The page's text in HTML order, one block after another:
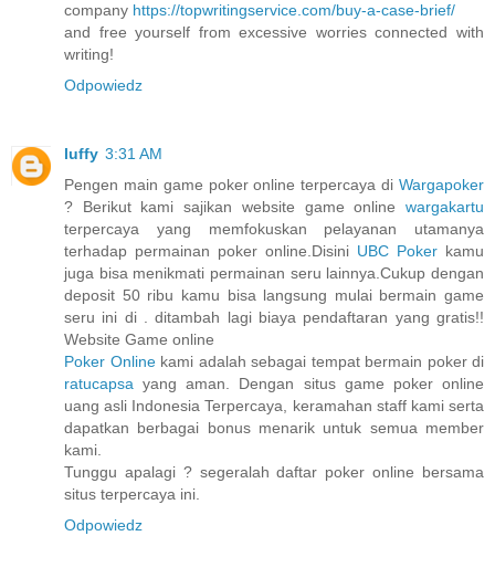
company https://topwritingservice.com/buy-a-case-brief/
and free yourself from excessive worries connected with
writing!
Odpowiedz
luffy 3:31 AM
Pengen main game poker online terpercaya di Wargapoker
? Berikut kami sajikan website game online wargakartu
terpercaya yang memfokuskan pelayanan utamanya
terhadap permainan poker online.Disini UBC Poker kamu
juga bisa menikmati permainan seru lainnya.Cukup dengan
deposit 50 ribu kamu bisa langsung mulai bermain game
seru ini di . ditambah lagi biaya pendaftaran yang gratis!!
Website Game online
Poker Onlinekami adalah sebagai tempat bermain poker di
ratucapsa yang aman. Dengan situs game poker online
uang asli Indonesia Terpercaya, keramahan staff kami serta
dapatkan berbagai bonus menarik untuk semua member
kami.
Tunggu apalagi ? segeralah daftar poker online bersama
situs terpercaya ini.
Odpowiedz